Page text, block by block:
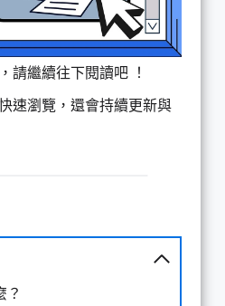
請繼續往下閱讀吧 ！
速瀏覽，還會持續更新與
？